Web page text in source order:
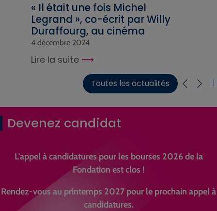
« Il était une fois Michel
Legrand », co-écrit par Willy
Duraffourg, au cinéma
4 décembre 2024
Lire la suite
Toutes les actualités
Devenez candidat
L'appel à candidatures pour les bourses 2026 de la
Fondation est clos !
Rendez-vous au printemps 2027 pour le prochain appel à
candidatures.